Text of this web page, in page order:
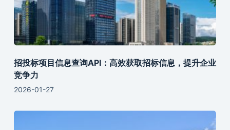
招投标项目信息查询API：高效获取招标信息，提升企业
竞争力
2026-01-27